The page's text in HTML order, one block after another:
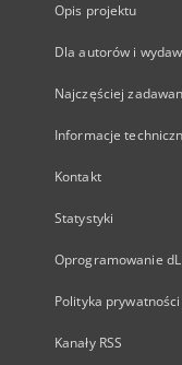
Opis projektu
Dla autorów i
Najczęściej
Informacje
Kontakt
Statystyki
Oprogramowanie
Polityka prywatności
Kanały RSS